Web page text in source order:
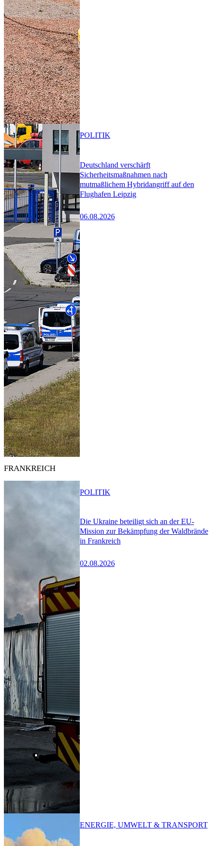
Deutschland verschärft
Sicherheitsmaßnahmen nach
mutmaßlichem Hybridangriff auf den
Flughafen Leipzig
06.08.2026
POLITIK
FRANKREICH
Die Ukraine beteiligt sich an der EU-
Mission zur Bekämpfung der Waldbrände
in Frankreich
02.08.2026
POLITIK
ENERGIE, UMWELT & TRANSPORT